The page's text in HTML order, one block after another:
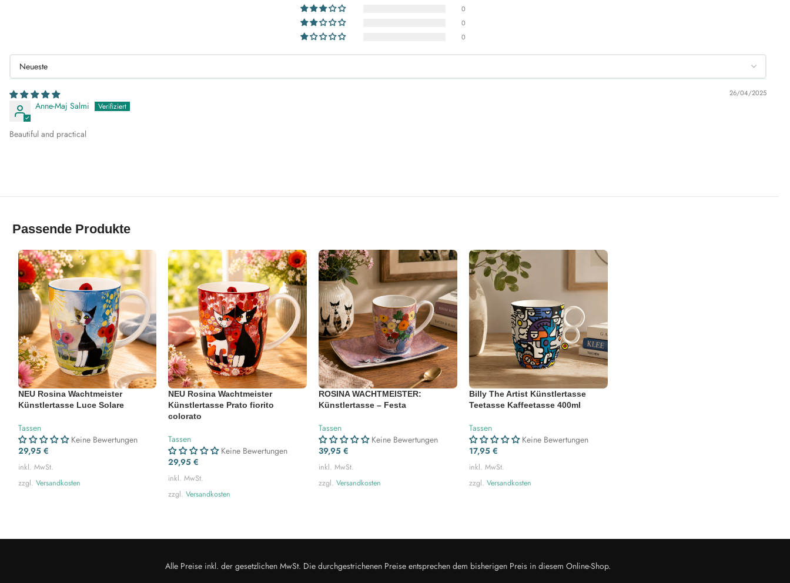
0
0
0
Sort by
26/04/2025
Anne-Maj Salmi
Beautiful and practical
Passende Produkte
NEU Rosina Wachtmeister
Künstlertasse Luce Solare
Tassen
Keine Bewertungen
29,95 €
inkl. MwSt.
zzgl. Versandkosten
NEU Rosina Wachtmeister
Künstlertasse Prato fiorito
colorato
Tassen
Keine Bewertungen
29,95€
inkl. MwSt.
zzgl.Versandkosten
ROSINA WACHTMEISTER:
Künstlertasse – Festa
Tassen
Keine Bewertungen
39,95€
inkl. MwSt.
zzgl.Versandkosten
Billy The Artist Künstlertasse
Teetasse Kaffeetasse 400ml
Tassen
Keine Bewertungen
17,95 €
inkl. MwSt.
zzgl. Versandkosten
Alle Preise inkl. der gesetzlichen MwSt. Die durchgestrichenen Preise entsprechen dem bisherigen Preis in diesem Online-Shop.